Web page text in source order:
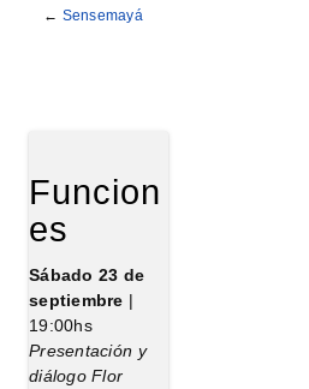
← Sensemayá
Funcion
es
Sábado 23 de
septiembre |
19:00hs
Presentación y
diálogo Flor